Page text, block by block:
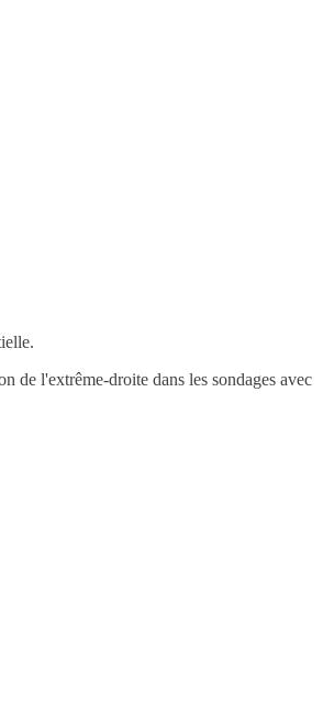
de l'extrême-droite dans les sondages avec